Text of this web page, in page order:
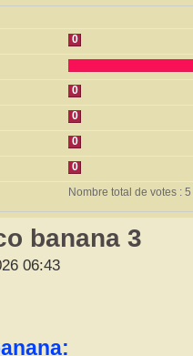
0
0
0
0
0
Nombre total de votes : 5
banana 3
06:43